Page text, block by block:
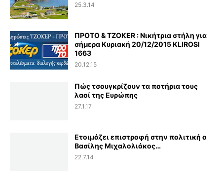
25.3.14
ΠΡΟΤΟ & TZOKER : Νικήτρια στήλη για
σήμερα Κυριακή 20/12/2015 KLIROSI
1663
20.12.15
Πώς τσουγκρίζουν τα ποτήρια τους
λαοί της Ευρώπης
27.1.17
Ετοιμάζει επιστροφή στην πολιτική ο
Βασίλης Μιχαλολιάκος…
22.7.14